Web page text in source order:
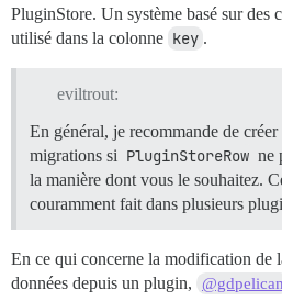
PluginStore. Un système basé sur des
utilisé dans la colonne key .
eviltrout:
En général, je recommande de
migrations si PluginStoreRow ne
la manière dont vous le souhaitez.
couramment fait dans plusieurs
En ce qui concerne la modification de
données depuis un plugin,
@gdpelican